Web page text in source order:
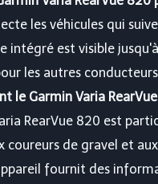
les véhicules qui
intégré est visible
les autres
le Garmin Varia
RearVue 820 est
coureurs de gravel et
fournit des